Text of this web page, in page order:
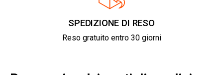
SPEDIZIONE DI RESO
Reso gratuito entro 30 giorni